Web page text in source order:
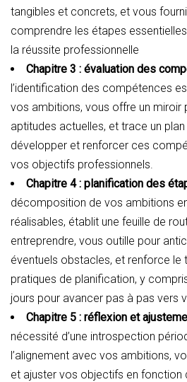
tangibles et concrets, et vous
comprendre les étapes
la réussite professionnelle
Chapitre 3 : évaluation des
l’identification des compétences
vos ambitions, vous offre un miroir
aptitudes actuelles, et trace un
développer et renforcer ces
vos objectifs professionnels.
Chapitre 4 : planification des
décomposition de vos ambitions
réalisables, établit une feuille de
entreprendre, vous outille pour
éventuels obstacles, et renforce
pratiques de planification, y
jours pour avancer pas à pas vers
Chapitre 5 : réflexion et
nécessité d’une introspection
l’alignement avec vos ambitions,
et ajuster vos objectifs en fonction